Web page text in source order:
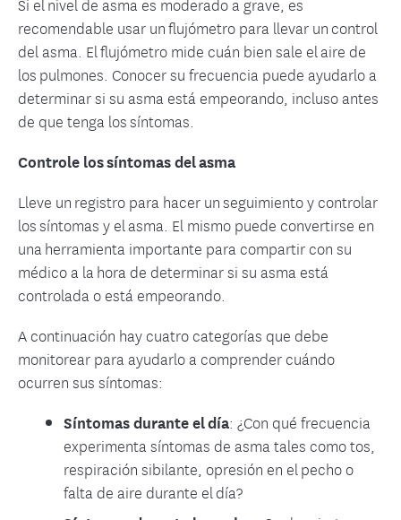
recomendable usar un flujómetro para llevar un control
del asma. El flujómetro mide cuán bien sale el aire de
los pulmones. Conocer su frecuencia puede ayudarlo a
determinar si su asma está empeorando, incluso antes
de que tenga los síntomas.
Controle los síntomas del asma
Lleve un registro para hacer un seguimiento y controlar
los síntomas y el asma. El mismo puede convertirse en
una herramienta importante para compartir con su
médico a la hora de determinar si su asma está
controlada o está empeorando.
A continuación hay cuatro categorías que debe
monitorear para ayudarlo a comprender cuándo
ocurren sus síntomas:
Síntomas durante el día: ¿Con qué frecuencia
experimenta síntomas de asma tales como tos,
respiración sibilante, opresión en el pecho o
falta de aire durante el día?